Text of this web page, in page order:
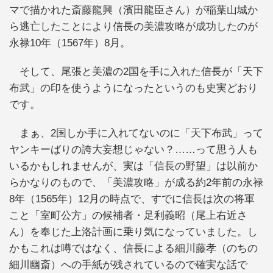
マで描かれた斎藤龍興（濱田龍臣さん）が稲葉山城か
ら逃亡したことにより信長の美濃攻略が成功したのが
永禄10年（1567年）8月。
そして、尾張と美濃の2国を手に入れた信長が「天下
布武」の印を使うようになったというのも史実どおり
です。
まぁ、2国しか手に入れてないのに「天下布武」って
ヤンキーばりの誇大妄想じゃない？……って思う人も
いるかもしれませんが、実は「信長の野望」は以前か
らかなりのもので、「美濃攻略」が成る約2年前の永禄
8年（1565年）12月の時点で、すでに信長は次の将軍
こと「室町公方」の候補者・足利義昭（尾上右近さ
ん）を奉じた上洛計画に乗り気になっていました。し
かもこれは噂ではなく、信長による細川藤孝（のちの
細川幽斎）への手紙が残されているので確実な話で